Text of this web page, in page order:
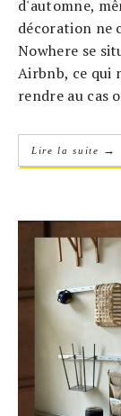
d'automne,
décoration ne
Nowhere se
Airbnb, ce qui
rendre au cas
Lire la suite →